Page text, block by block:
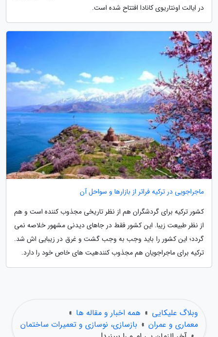
در ایالت اونتاریوی کانادا افتتاح شده است.
ماجراجویی در ترکیه فراتر از بازارها و سواحل آن
کشور ترکیه برای گردشگران هم از نظر تاریخی مجذوب کننده است و هم
از نظر طبیعت زیبا. این کشور فقط در جاهای دیدنی مشهور خلاصه نمی
گردد؛ این کشور را باید وجب به وجب گشت و غرق در زیبایی اش شد.
ترکیه برای ماجراجویان هم مجذوب کنندهیت های خاص خود را دارد.
وبلاگ علیکایی » همه اخبار و مقاله ها »
معماری و عمران » بازسازی، نوسازی و تعمیرات ساختمان